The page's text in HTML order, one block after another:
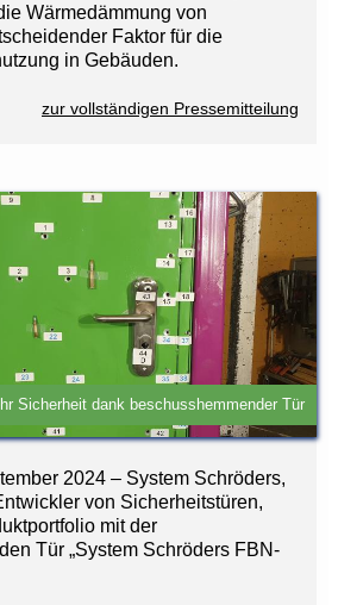
Wärmedämmung von
Faktor für die
in Gebäuden.
zur vollständigen Pressemitteilung
Sicherheit dank beschusshemmender Tür
2024 – System Schröders,
von Sicherheitstüren,
mit der
Tür „System Schröders FBN-